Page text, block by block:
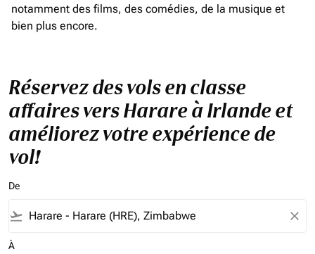
notamment des films, des comédies, de la musique et
bien plus encore.
Réservez des vols en classe
affaires vers Harare à Irlande et
améliorez votre expérience de
vol!
De
flight_takeoff close
À